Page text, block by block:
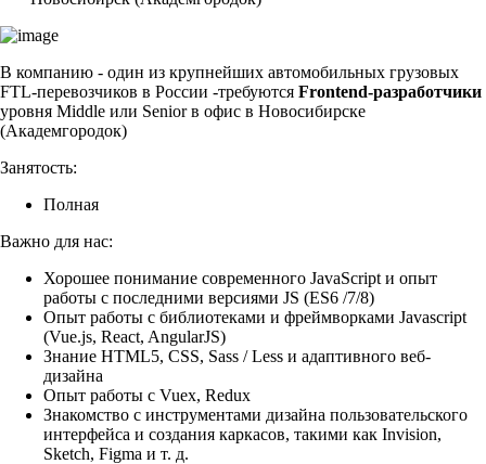
В компанию - один из крупнейших автомобильных грузовых
FTL-перевозчиков в России -требуются Frontend-разработчики
уровня Middle или Senior в офис в Новосибирске
(Академгородок)
Занятость:
Полная
Важно для нас:
Хорошее понимание современного JavaScript и опыт
работы с последними версиями JS (ES6 /7/8)
Опыт работы с библиотеками и фреймворками Javascript
(Vue.js, React, AngularJS)
Знание HTML5, CSS, Sass / Less и адаптивного веб-
дизайна
Опыт работы с Vuex, Redux
Знакомство с инструментами дизайна пользовательского
интерфейса и создания каркасов, такими как Invision,
Sketch, Figma и т. д.